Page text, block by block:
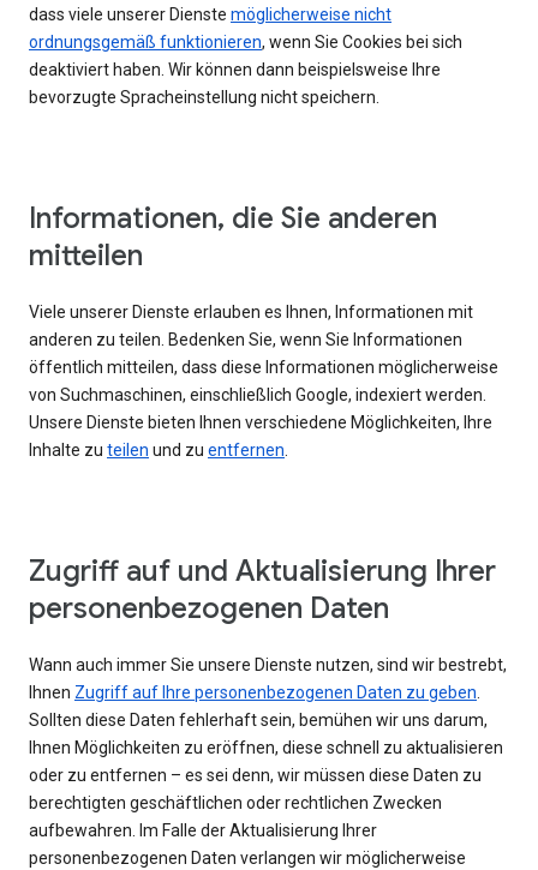
dass viele unserer Dienste möglicherweise nicht
ordnungsgemäß funktionieren, wenn Sie Cookies bei sich
deaktiviert haben. Wir können dann beispielsweise Ihre
bevorzugte Spracheinstellung nicht speichern.
Informationen, die Sie anderen
mitteilen
Viele unserer Dienste erlauben es Ihnen, Informationen mit
anderen zu teilen. Bedenken Sie, wenn Sie Informationen
öffentlich mitteilen, dass diese Informationen möglicherweise
von Suchmaschinen, einschließlich Google, indexiert werden.
Unsere Dienste bieten Ihnen verschiedene Möglichkeiten, Ihre
Inhalte zu teilen und zu entfernen.
Zugriff auf und Aktualisierung Ihrer
personenbezogenen Daten
Wann auch immer Sie unsere Dienste nutzen, sind wir bestrebt,
Ihnen Zugriff auf Ihre personenbezogenen Daten zu geben.
Sollten diese Daten fehlerhaft sein, bemühen wir uns darum,
Ihnen Möglichkeiten zu eröffnen, diese schnell zu aktualisieren
oder zu entfernen – es sei denn, wir müssen diese Daten zu
berechtigten geschäftlichen oder rechtlichen Zwecken
aufbewahren. Im Falle der Aktualisierung Ihrer
personenbezogenen Daten verlangen wir möglicherweise